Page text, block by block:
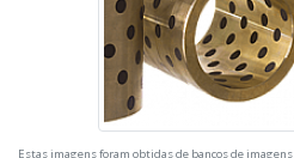
Estas imagens foram obtidas de bancos de